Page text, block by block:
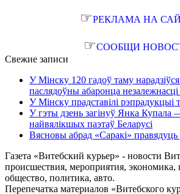
☞РЕКЛАМА НА
☞СООБЩИ
Свежие записи
У Мінску 120 гадоў таму
паслядоўны абаронца незалежнасці
У Мінску прадставілі
У гэты дзень загінуў Янка Купала
найвялікшых паэтаў Беларусі
Вясновы абрад «Саракі»
Газета «Витебский курьер» - новости
происшествия, мероприятия, экономика,
общество, политика, авто.
Перепечатка материалов «Витебского